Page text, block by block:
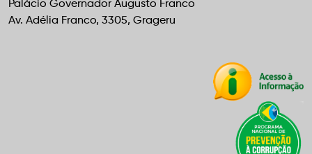
Palácio Governador Augusto Franco
Av. Adélia Franco, 3305, Grageru